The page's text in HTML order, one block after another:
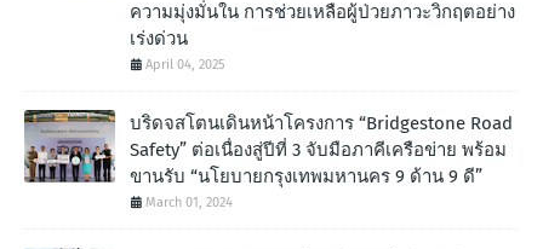
ความมุ่งมั่นใน การช่วยเหลือผู้ป่วยภาวะวิกฤตอย่าง
เร่งด่วน
April 04, 2025
บริดจสโตนเดินหน้าโครงการ “Bridgestone Road
Safety” ต่อเนื่องสู่ปีที่ 3 จับมือภาคีเครือข่าย พร้อม
ขานรับ “นโยบายกรุงเทพมหานคร 9 ด้าน 9 ดี”
March 01, 2024